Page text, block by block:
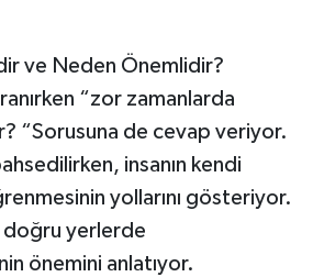
ve Neden Önemlidir?
“zor zamanlarda
“Sorusuna de cevap veriyor.
insanın kendi
yollarını gösteriyor.
doğru yerlerde
önemini anlatıyor.